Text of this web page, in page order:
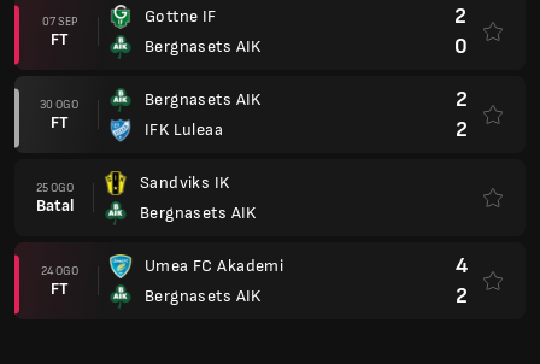
07 SEP
FT
Gottne IF
Bergnasets AIK
2
0
30 OGO
FT
Bergnasets AIK
IFK Luleaa
2
2
25 OGO
Batal
Sandviks IK
Bergnasets AIK
24 OGO
FT
Umea FC Akademi
Bergnasets AIK
4
2